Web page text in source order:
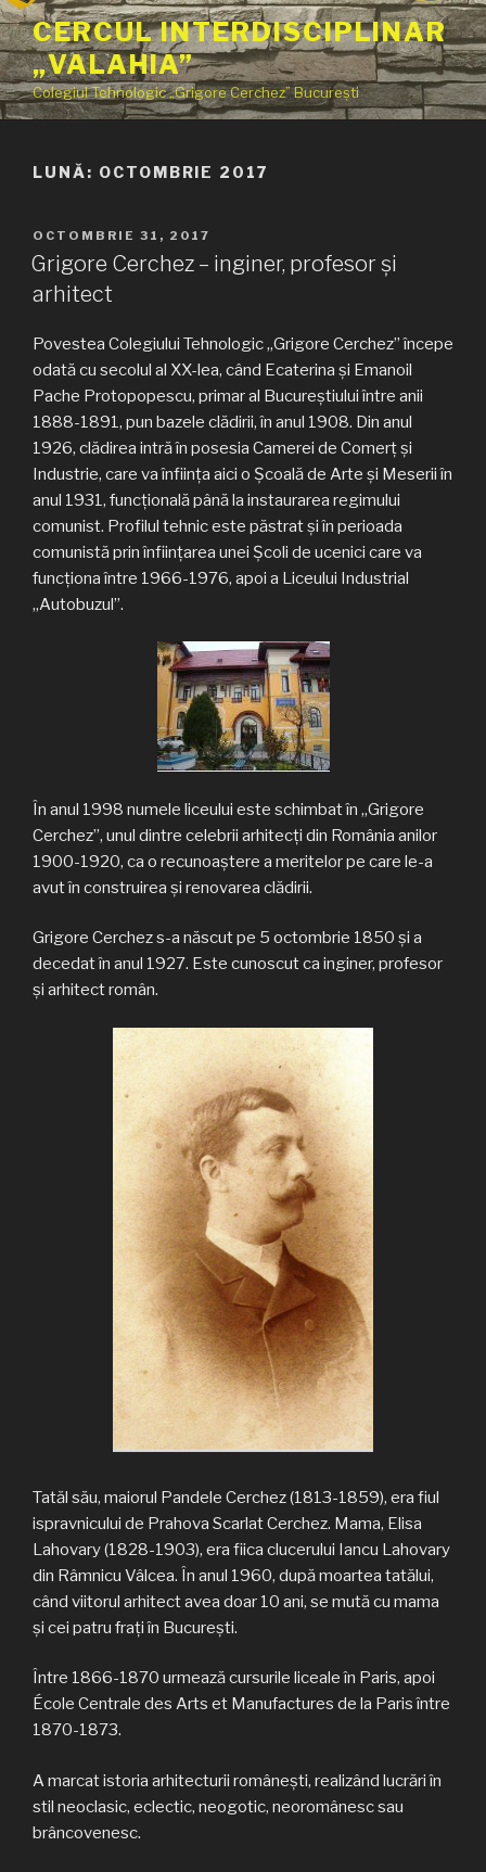
Sari
la
conținut
CERCUL INTERDISCIPLINAR
„VALAHIA”
Colegiul Tehnologic „Grigore Cerchez” București
LUNĂ: OCTOMBRIE 2017
PUBLICAT
PE
OCTOMBRIE 31, 2017
Grigore Cerchez – inginer, profesor şi
arhitect
Povestea Colegiului Tehnologic „Grigore Cerchez” începe
odată cu secolul al XX-lea, când Ecaterina şi Emanoil
Pache Protopopescu, primar al Bucureştiului între anii
1888-1891, pun bazele clădirii, în anul 1908. Din anul
1926, clădirea intră în posesia Camerei de Comerţ şi
Industrie, care va înfiinţa aici o Şcoală de Arte şi Meserii în
anul 1931, funcţională până la instaurarea regimului
comunist. Profilul tehnic este păstrat şi în perioada
comunistă prin înfiinţarea unei Şcoli de ucenici care va
funcţiona între 1966-1976, apoi a Liceului Industrial
„Autobuzul”.
În anul 1998 numele liceului este schimbat în „Grigore
Cerchez”, unul dintre celebrii arhitecţi din România anilor
1900-1920, ca o recunoaştere a meritelor pe care le-a
avut în construirea şi renovarea clădirii.
Grigore Cerchez s-a născut pe 5 octombrie 1850 şi a
decedat în anul 1927. Este cunoscut ca inginer, profesor
şi arhitect român.
Tatăl său, maiorul Pandele Cerchez (1813-1859), era fiul
ispravnicului de Prahova Scarlat Cerchez. Mama, Elisa
Lahovary (1828-1903), era fiica clucerului Iancu Lahovary
din Râmnicu Vâlcea. În anul 1960, după moartea tatălui,
când viitorul arhitect avea doar 10 ani, se mută cu mama
şi cei patru fraţi în Bucureşti.
Între 1866-1870 urmează cursurile liceale în Paris, apoi
École Centrale des Arts et Manufactures de la Paris între
1870-1873.
A marcat istoria arhitecturii româneşti, realizând lucrări în
stil neoclasic, eclectic, neogotic, neoromânesc sau
brâncovenesc.